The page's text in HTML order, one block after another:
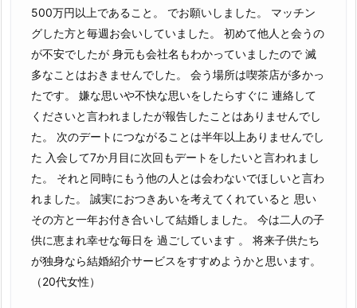
500万円以上であること。 でお願いしました。 マッチン
グした方と毎週お会いしていました。 初めて他人と会うの
が不安でしたが 身元も会社名もわかっていましたので 滅
多なことはおきませんでした。 会う場所は喫茶店が多かっ
たです。 嫌な思いや不快な思いをしたらすぐに 連絡して
くださいと言われましたが報告したことはありませんでし
た。 次のデートにつながることは半年以上ありませんでし
た 入会して7か月目に次回もデートをしたいと言われまし
た。 それと同時にもう他の人とは会わないでほしいと言わ
れました。 誠実におつきあいを考えてくれていると 思い
その方と一年お付き合いして結婚しました。 今は二人の子
供に恵まれ幸せな毎日を 過ごしています 。 将来子供たち
が独身なら結婚紹介サービスをすすめようかと思います。
（20代女性）